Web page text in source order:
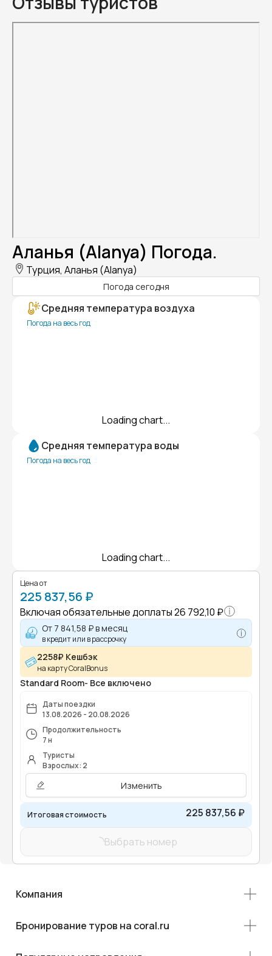
Аланья (Alanya) Погода.
Турция, Аланья (Alanya)
Погода сегодня
Средняя температура воздуха
Погода на весь год
Loading chart...
Средняя температура воды
Погода на весь год
Loading chart...
Цена от
225 837,56 ₽
Включая обязательные доплаты26 792,10 ₽
От 7 841,58 ₽в месяц
в кредит или в рассрочку
2258₽ Кешбэк
на карту CoralBonus
Standard Room- Все включено
Даты поездки
13.08.2026 - 20.08.2026
Продолжительность
7 н
Туристы
Взрослых: 2
Изменить
Итоговая стоимость 225 837,56 ₽
Выбрать номер
Компания
Бронирование туров на coral.ru